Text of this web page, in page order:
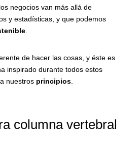
negocios van más allá de
y estadísticas, y que podemos
.
de hacer las cosas, y éste es
inspirado durante todos estos
nuestros principios.
columna vertebral